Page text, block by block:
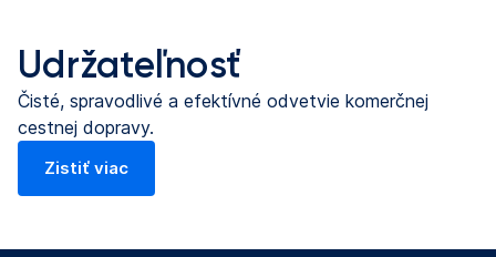
Udržateľnosť
Čisté, spravodlivé a efektívné odvetvie komerčnej
cestnej dopravy.
Zistiť viac